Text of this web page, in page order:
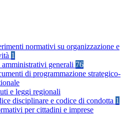
normativi su organizzazione e
1
generali 76
di programmazione strategico-
e leggi regionali
disciplinare e codice di condotta 1
per cittadini e imprese